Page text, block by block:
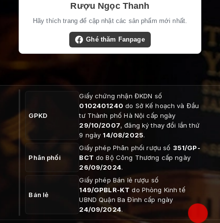
Rượu Ngọc Thanh
Hãy thích trang để cập nhật các sản phẩm mới nhất.
Ghé thăm Fanpage
GPKD
Giấy chứng nhận ĐKDN số
0102401240 do Sở Kế hoạch và Đầu
tư Thành phố Hà Nội cấp ngày
29/10/2007, đăng ký thay đổi lần thứ
9 ngày 14/08/2025.
Phân phối
Giấy phép Phân phối rượu số 351/GP-
BCT do Bộ Công Thương cấp ngày
26/09/2024.
Bán lẻ
Giấy phép Bán lẻ rượu số
149/GPBLR-KT do Phòng Kinh tế
UBND Quận Ba Đình cấp ngày
24/09/2024.